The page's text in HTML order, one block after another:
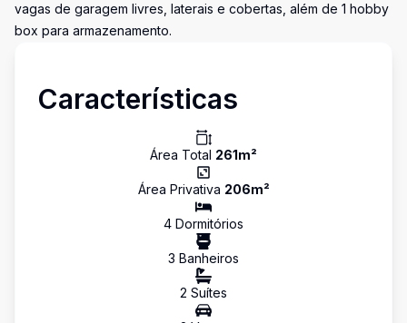
vagas de garagem livres, laterais e cobertas, além de 1 hobby
box para armazenamento.
Características
Área Total 261m²
Área Privativa 206m²
4 Dormitórios
3 Banheiros
2 Suítes